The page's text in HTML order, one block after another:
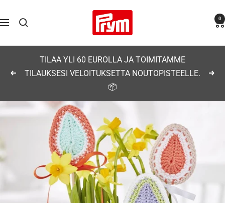
sisältöön
Navigaatio
Prym 0
Edellinen
TILAA YLI 60 EUROLLA JA TOIMITAMME
TILAUKSESI VELOITUKSETTA NOUTOPISTEELLE.
📦